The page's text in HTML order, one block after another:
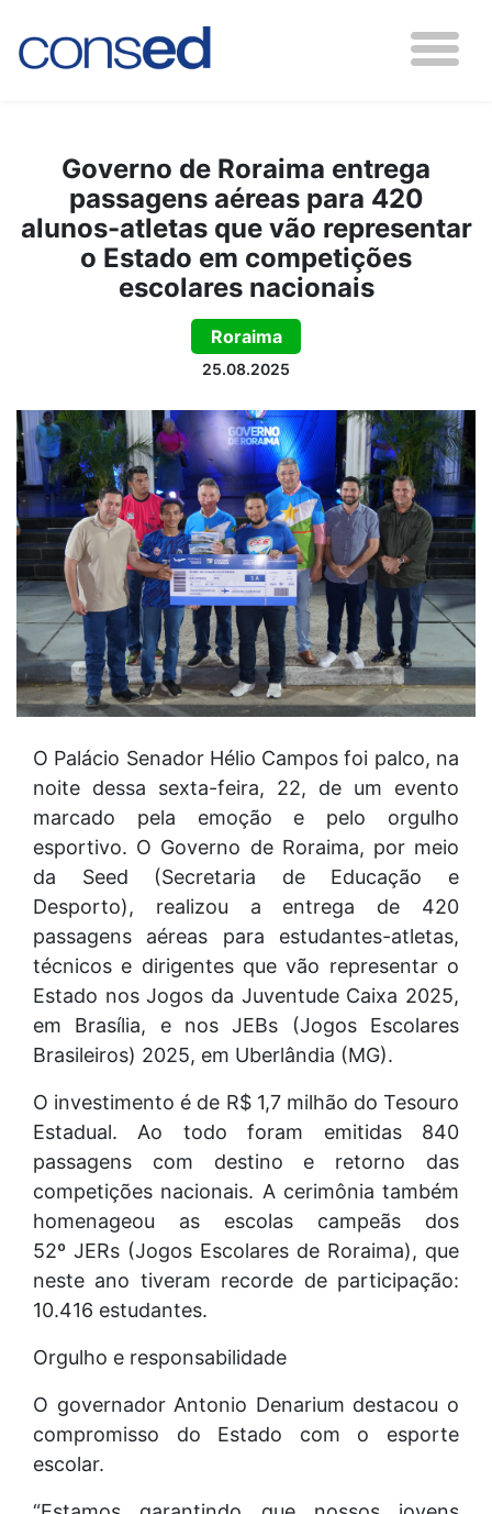
Governo de Roraima entrega
passagens aéreas para 420
alunos-atletas que vão representar
o Estado em competições
escolares nacionais
Roraima
25.08.2025
O Palácio Senador Hélio Campos foi palco, na
noite dessa sexta-feira, 22, de um evento
marcado pela emoção e pelo orgulho
esportivo. O Governo de Roraima, por meio
da Seed (Secretaria de Educação e
Desporto), realizou a entrega de 420
passagens aéreas para estudantes-atletas,
técnicos e dirigentes que vão representar o
Estado nos Jogos da Juventude Caixa 2025,
em Brasília, e nos JEBs (Jogos Escolares
Brasileiros) 2025, em Uberlândia (MG).
O investimento é de R$ 1,7 milhão do Tesouro
Estadual. Ao todo foram emitidas 840
passagens com destino e retorno das
competições nacionais. A cerimônia também
homenageou as escolas campeãs dos
52º JERs (Jogos Escolares de Roraima), que
neste ano tiveram recorde de participação:
10.416 estudantes.
Orgulho e responsabilidade
O governador Antonio Denarium destacou o
compromisso do Estado com o esporte
escolar.